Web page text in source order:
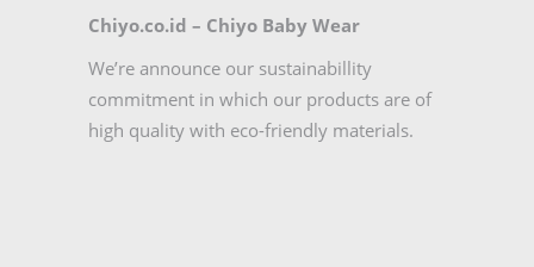
Chiyo.co.id – Chiyo Baby Wear
We’re announce our sustainabillity
commitment in which our products are of
high quality with eco-friendly materials.